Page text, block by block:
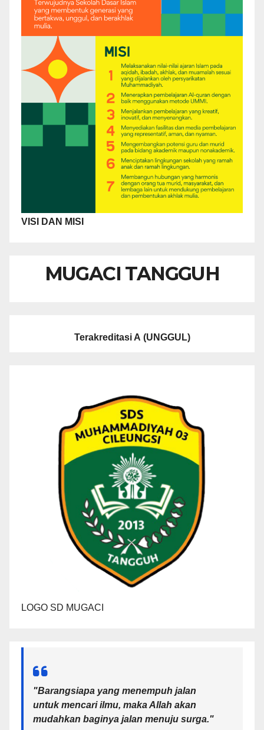
VISI DAN MISI
MUGACI TANGGUH
Terakreditasi A (UNGGUL)
LOGO SD MUGACI
"Barangsiapa yang menempuh jalan
untuk mencari ilmu, maka Allah akan
mudahkan baginya jalan menuju surga."